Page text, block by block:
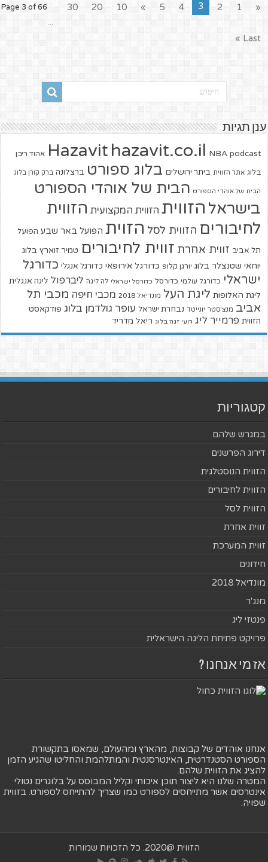
Page 3 of 66 «
1
2
3
4
5
»
10
20
30
...
Last »
ענן תגיות
Hazavit hazavit.co.il NBA podcast אהוד ריבן
בלוג אתר הזווית ביתר ירושלים בלוג ספורט ברצלונה ברק קורן בלוג
הבית של אוהדי הספורט הבית של אוהדי הספורט
בישראל הזווית הזווית המקצועית הזווית
לחיבורים הזווית לסל הזוית הפועל באר שבע הפועל
תל אביב זווית אחרת זווית לחיבורים טמיר זוארץ בלוג
יוחאי שטנצלר בלוג יורגן קלופ כדורגל אירופאי כדורגל אנגלי כדורגל
ישראלי כדורגל עולמי כדורסל כדורסל ישראלי לה ליגה ליברפול ליגה אנגלית
ליגת האלופות ליגת העל מונדיאל 2018 מכבי חיפה מכבי תל
אביב מנצ'סטר יונייטד נבחרת ישראל עופר גולדמן בלוג פודקאסט
הזווית פרמייר ליג רועי זגה בלוג ריאל מדריד
קטגוריות
במגרש שלהם
דירוג הפרשנים
הזווית הנוסטלגית
הזווית לחיבורים
הזווית לסל
זווית אחרת
זווית המערכת
חידונים
מונדיאל 2018
מנג'ר
פנטזי ליג
פרויקט פתיחת הליגה הישראלית
אז מי אנחנו ?
אנחנו אוהדים של קבוצות, מהארץ ומהעולם, שמאסו בתקשורת
הספורט הסטנדרטית, האינטרסנטית והמתלהמת והחליטו שהגיע הזמן
להציג את הזווית שלהם.
המטרה שלנו היא ליצור תוכן איכותי וקליל המבוסס על בלוגרים נטולי
אינטרסים אשר מתייחסים לספורט כמו שצריך להתייחס לספורט. בזווית
שפויה.
הזווית @2020. כל הזכויות שמורות